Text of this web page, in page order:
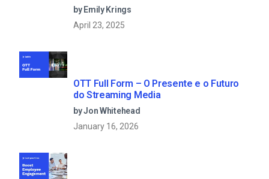
by Emily Krings
April 23, 2025
OTT Full Form – O Presente e o Futuro
do Streaming Media
by Jon Whitehead
January 16, 2026